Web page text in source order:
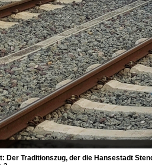
Der Traditionszug, der die Hansestadt